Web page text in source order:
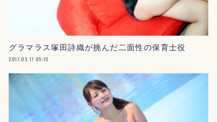
グラマラス塚田詩織が挑んだ二面性の保育士役
2017.03.17 05:15